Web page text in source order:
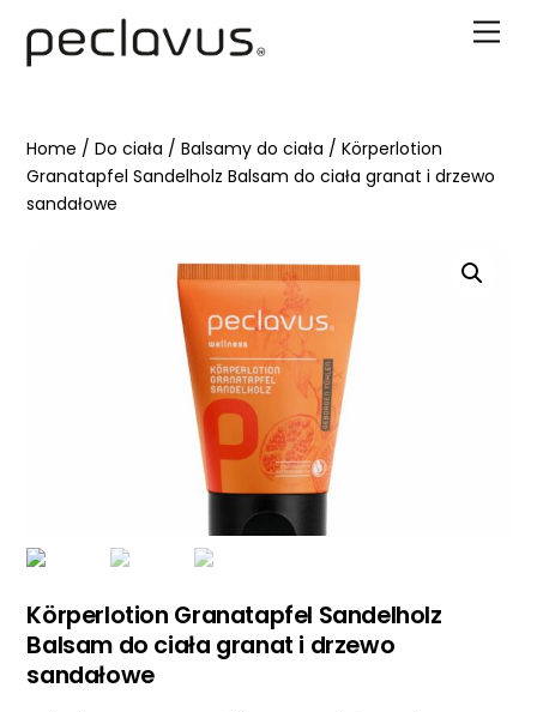
content
Home /Do ciała /Balsamy do ciała / Körperlotion
Granatapfel Sandelholz Balsam do ciała granat i drzewo
sandałowe
Körperlotion Granatapfel Sandelholz
Balsam do ciała granat i drzewo
sandałowe